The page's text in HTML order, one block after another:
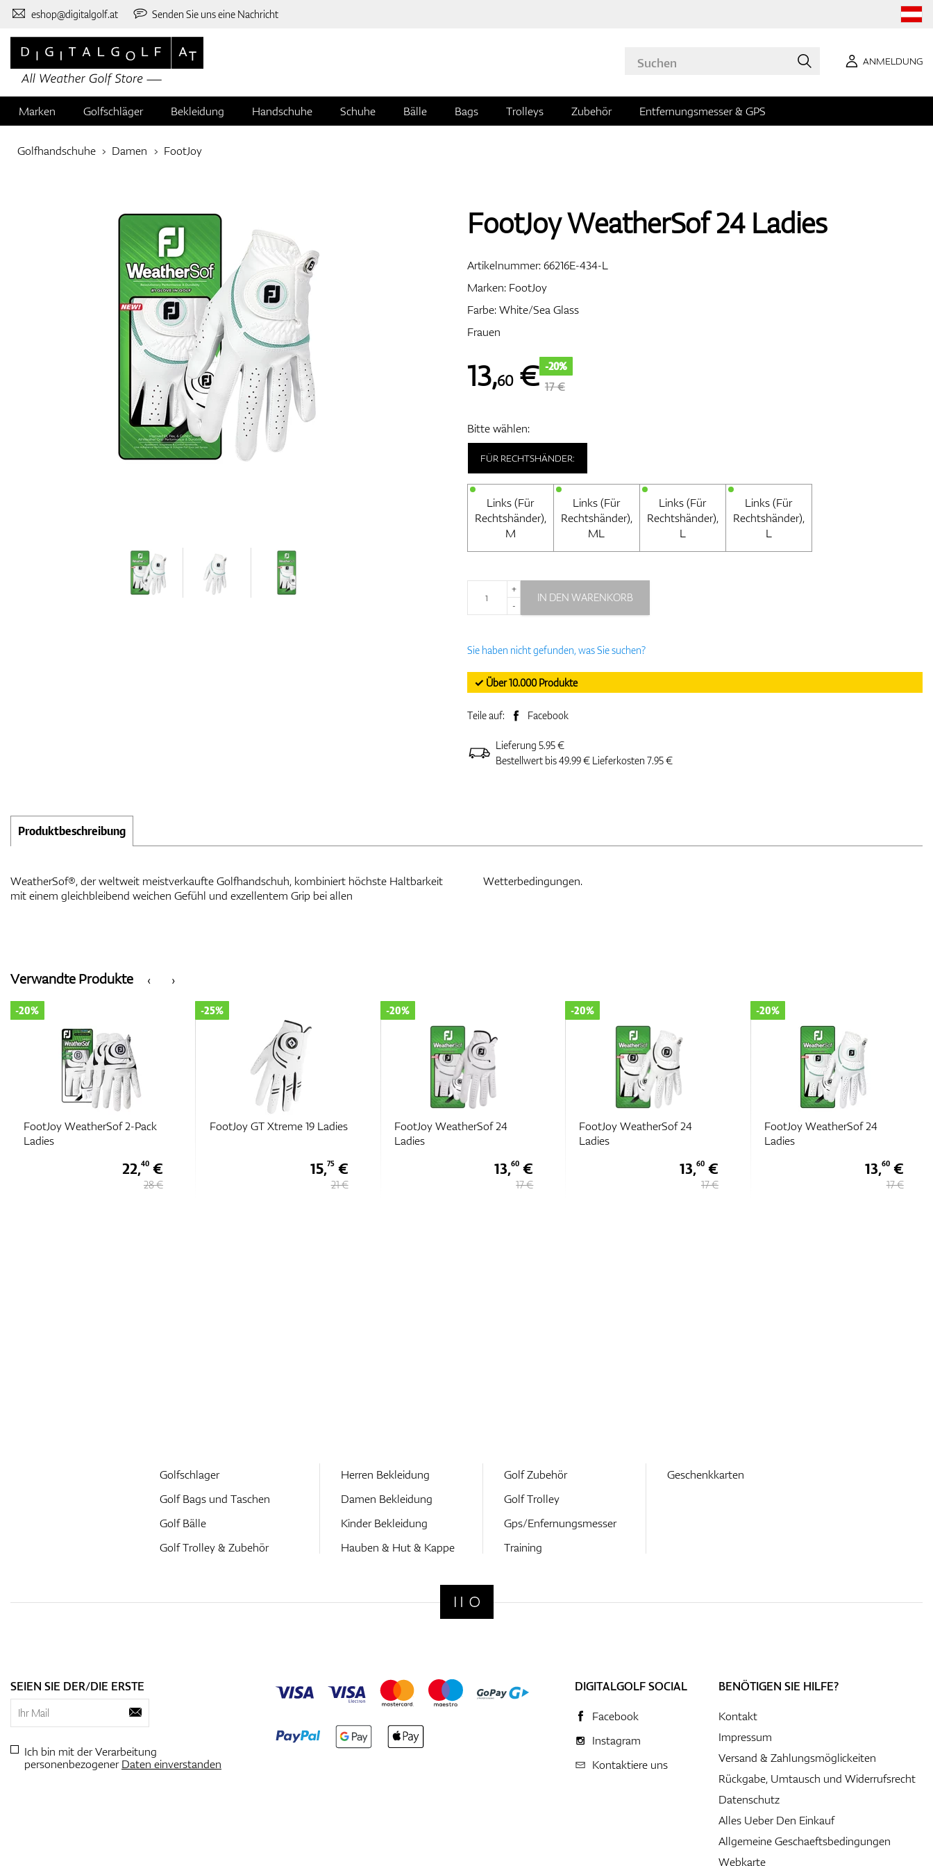
eshop@digitalgolf.at Senden Sie uns eine Nachricht
ANMELDUNG
Marken Golfschläger Bekleidung Handschuhe Schuhe Bälle Bags Trolleys Zubehör Entfernungsmesser & GPS
Golfhandschuhe Damen FootJoy
FootJoy WeatherSof 24 Ladies
Artikelnummer:66216E-434-L
Marken: FootJoy
Farbe: White/Sea Glass
Frauen
13,60€ -20%
17 €
Bitte wählen:
FÜR RECHTSHÄNDER:
Links (Für
Rechtshänder),
M
Links (Für
Rechtshänder),
ML
Links (Für
Rechtshänder),
L
Links (Für
Rechtshänder),
L
+
-
IN DEN WARENKORB
Sie haben nicht gefunden, was Sie suchen?
✓ Über 10.000 Produkte
Teile auf: Facebook
Lieferung 5.95 €
Bestellwert bis 49.99 € Lieferkosten 7.95 €
Produktbeschreibung
WeatherSof®, der weltweit meistverkaufte Golfhandschuh, kombiniert höchste Haltbarkeit
mit einem gleichbleibend weichen Gefühl und exzellentem Grip bei allen
Wetterbedingungen.
‹
Verwandte Produkte ›
FootJoy WeatherSof 2-Pack
Ladies
-20%
22,40€
28 €
FootJoy GT Xtreme 19 Ladies
-25%
15,75€
21 €
FootJoy WeatherSof 24
Ladies
-20%
13,60 €
17 €
FootJoy WeatherSof 24
Ladies
-20%
13,60 €
17 €
FootJoy WeatherSof 24
Ladies
-20%
13,60€
17 €
Golfschlager
Golf Bags und Taschen
Golf Bälle
Golf Trolley & Zubehör
Herren Bekleidung
Damen Bekleidung
Kinder Bekleidung
Hauben & Hut & Kappe
Golf Zubehör
Golf Trolley
Gps/Enfernungsmesser
Training
Geschenkkarten
SEIEN SIE DER/DIE ERSTE
Ich bin mit der Verarbeitung
personenbezogenerDaten einverstanden
DIGITALGOLF SOCIAL
Facebook
Instagram
Kontaktiere uns
BENÖTIGEN SIE HILFE?
Kontakt
Impressum
Versand & Zahlungsmöglickeiten
Rückgabe, Umtausch und Widerrufsrecht
Datenschutz
Alles Ueber Den Einkauf
Allgemeine Geschaeftsbedingungen
Webkarte